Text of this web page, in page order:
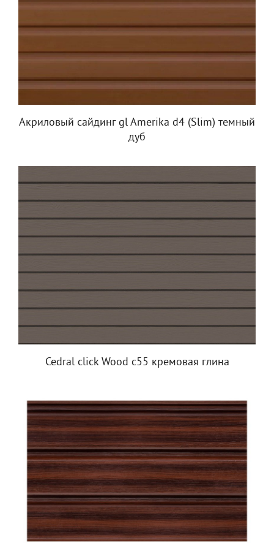
Акриловый сайдинг gl Amerika d4 (Slim) темный
дуб
Cedral click Wood c55 кремовая глина